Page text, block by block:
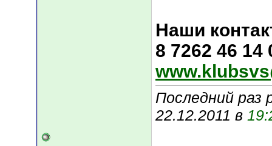
Наши
8 7262 46 14
Последний раз
22.12.2011 в